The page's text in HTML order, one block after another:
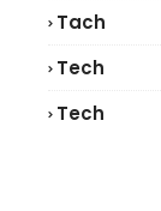
Tach
Tech
Tech